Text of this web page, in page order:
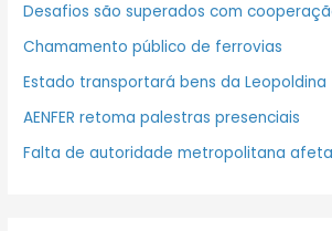
Desafios são superados com
Chamamento público de ferrovias
Estado transportará bens da Leopoldina
AENFER retoma palestras presenciais
Falta de autoridade metropolitana